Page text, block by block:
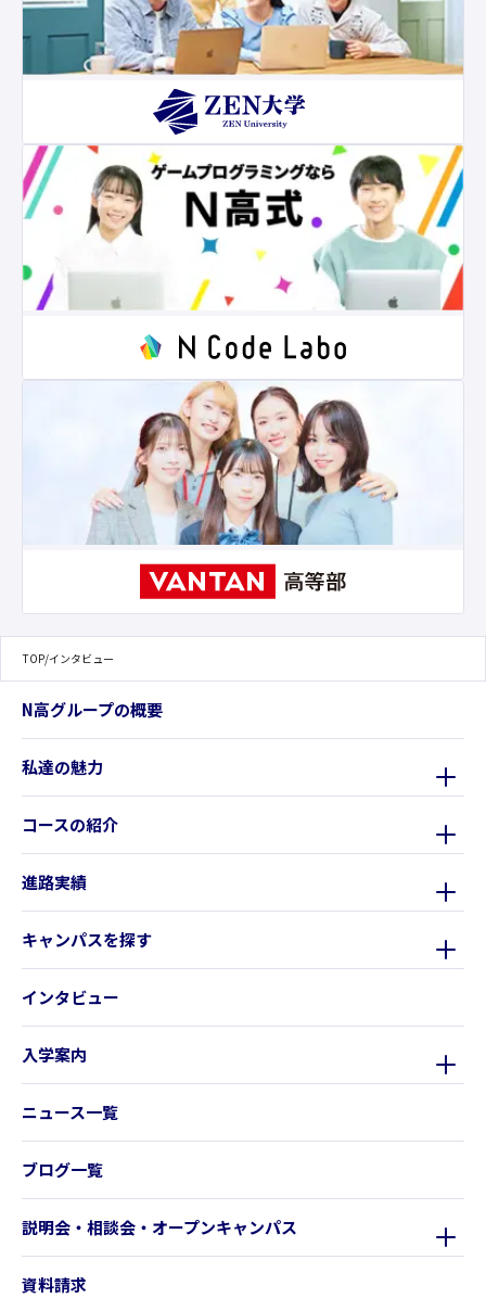
TOP/インタビュー
N高グループの概要
私達の魅力
コースの紹介
進路実績
キャンパスを探す
インタビュー
入学案内
ニュース一覧
ブログ一覧
説明会・相談会・オープンキャンパス
資料請求